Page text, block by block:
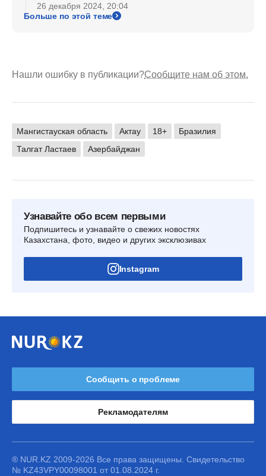
26 декабря 2024, 20:04
Больше по этой теме
Нашли ошибку в публикации?Сообщите нам об этом.
Мангистауская область Актау 18+
Бразилия
Талгат Ластаев
Азербайджан
Узнавайте обо всем первыми
Подпишитесь и узнавайте о свежих новостях
Казахстана, фото, видео и других эксклюзивах
Instagram
Сообщить о проблеме
Рекламодателям
® NUR.KZ 2009-2026 Все права защищены. Свидетельство
№ KZ43VPY00098001 от 01.08.2024 г.